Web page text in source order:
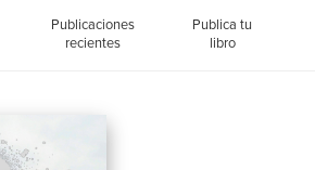
Publicaciones
recientes
Publica tu
libro